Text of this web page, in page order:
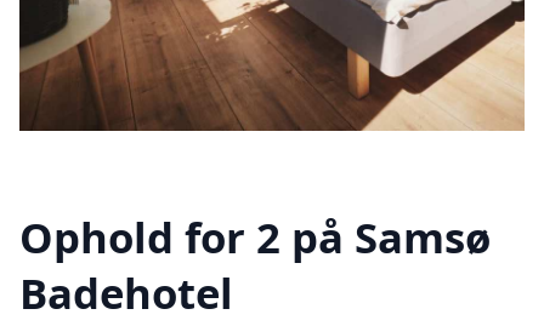
Ophold for 2 på Samsø
Badehotel